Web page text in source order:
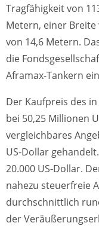
Tragfähigkeit von
Metern, einer
von 14,6 Metern.
die
Aframax-Tankern
Der Kaufpreis des
bei 50,25 Millionen
vergleichbares
US-Dollar
20.000 US-Dollar.
nahezu steuerfreie
durchschnittlich
der